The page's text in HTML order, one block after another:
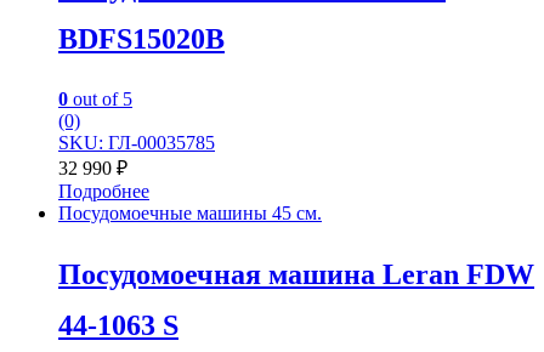
BDFS15020B
0 out of 5
(0)
SKU: ГЛ-00035785
32 990 ₽
Подробнее
Посудомоечные машины 45 см.
Посудомоечная машина Leran FDW
44-1063 S